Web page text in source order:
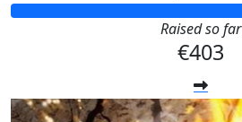
Raised so far
€403